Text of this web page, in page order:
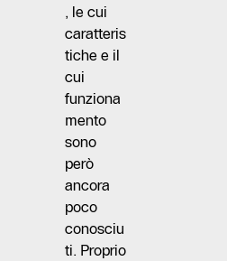
, le cui
caratteris
tiche e il
cui
funziona
mento
sono
però
ancora
poco
conosciu
ti. Proprio